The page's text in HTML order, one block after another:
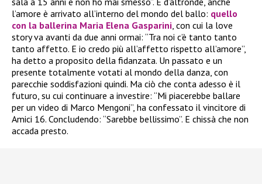
l’amore è arrivato all’interno del mondo del ballo: quello
con la ballerina Maria Elena Gasparini , con cui la love
story va avanti da due anni ormai: “Tra noi c’è tanto tanto
tanto affetto. E io credo più all’affetto rispetto all’amore”,
ha detto a proposito della fidanzata. Un passato e un
presente totalmente votati al mondo della danza, con
parecchie soddisfazioni quindi. Ma ciò che conta adesso è il
futuro, su cui continuare a investire: “Mi piacerebbe ballare
per un video di Marco Mengoni”, ha confessato il vincitore di
Amici 16. Concludendo: “Sarebbe bellissimo”. E chissà che non
accada presto.